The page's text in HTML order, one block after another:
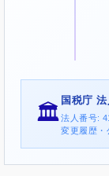
🏛️
国税庁
法人番号:
変更履歴・